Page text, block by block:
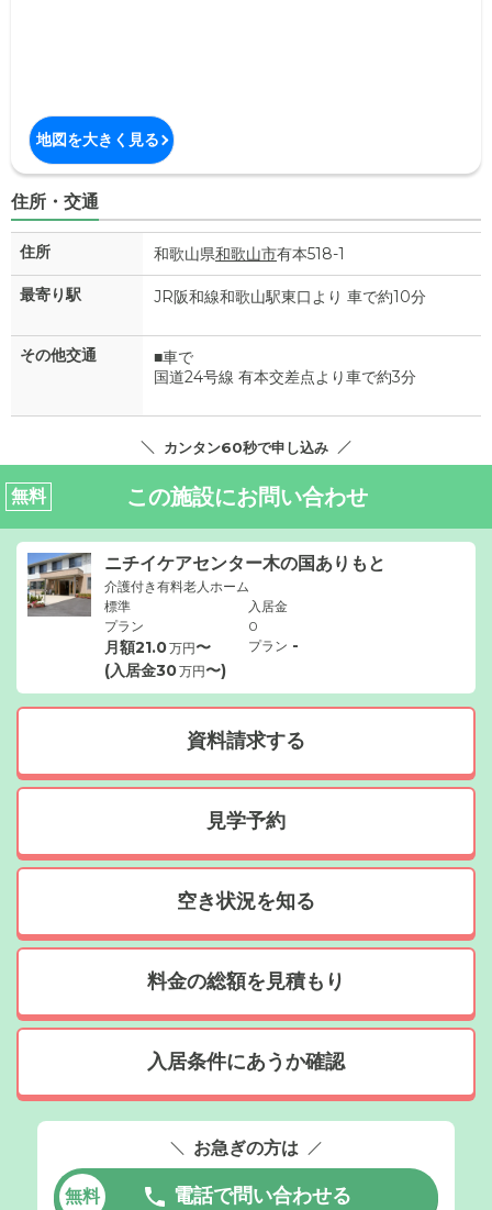
地図を大きく見る
住所・交通
住所 和歌山県和歌山市有本518-1
最寄り駅 JR阪和線和歌山駅東口より 車で約10分
その他交通
■車で
国道24号線 有本交差点より車で約3分
カンタン60秒で申し込み
無料 この施設にお問い合わせ
ニチイケアセンター木の国ありもと
介護付き有料老人ホーム
標準
プラン
月額21.0万円〜
(入居金30万円〜)
入居金
0
プラン -
資料請求する
見学予約
空き状況を知る
料金の総額を見積もり
入居条件にあうか確認
お急ぎの方は
無料 電話で問い合わせる